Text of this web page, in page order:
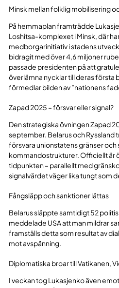
Minsk mellan folklig mobilisering
På hemmaplan framträdde
Loshitsa-komplexet i Minsk, där
medborgarinitiativ i stadens
bidragit med över 4,6 miljoner
passade presidenten på att
överlämna nycklar till deras första
förmedlar bilden av ”nationens
Zapad 2025 – försvar eller signal?
Den strategiska övningen Zapad
september. Belarus och Ryssland
försvara unionstatens gränser och
kommandostrukturer. Officiellt är
tidpunkten – parallellt med
signalvärdet väger lika tungt som
Fångsläpp och sanktioner lättas
Belarus släppte samtidigt 52
meddelade USA att man mildrar
framställs detta som resultat av
mot avspänning.
Diplomatiska broar till Vatikanen,
I veckan tog Lukasjenko även